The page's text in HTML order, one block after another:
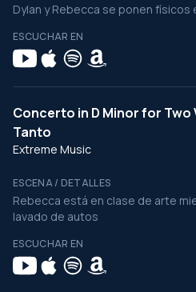
Dylan y Rebecca se ponen físicos
ESCUCHAR EN
Concerto in D Minor for Two
Tanto
Extreme Music
ESCENA / DETALLES
Rebecca está en clase de arte
lavado de autos
ESCUCHAR EN